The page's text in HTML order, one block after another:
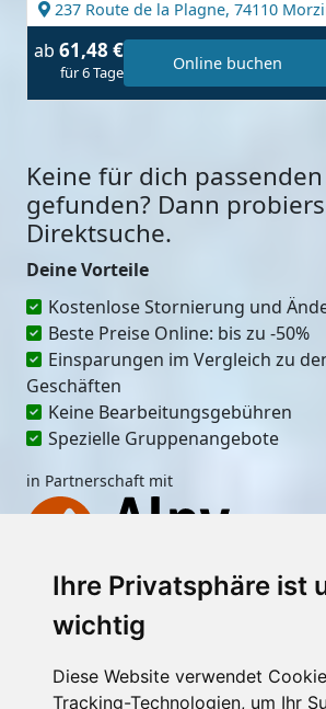
Ihre Privatsphäre ist
wichtig
Diese Website verwendet
Tracking-Technologien, um Ihr
237 Route de la Plagne, 74110
ab 61,48 €
für 6 Tage Online buchen
Keine für dich
gefunden? Dann
Direktsuche.
Ort
Erster Miettag
Deine Vorteile
Kostenlose Stornierung und
Beste Preise Online: bis zu -50%
Einsparungen im Vergleich zu
Geschäften
Keine Bearbeitungsgebühren
Spezielle Gruppenangebote
in Partnerschaft mit